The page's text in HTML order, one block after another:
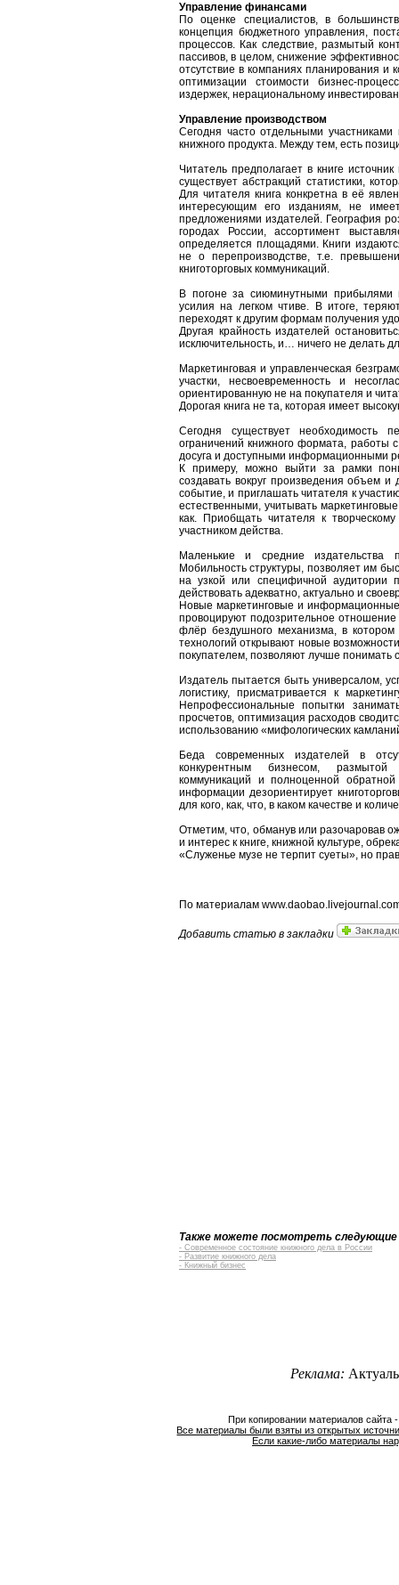
Управление финансами
По оценке специалистов, в
концепция бюджетного управления,
процессов. Как следствие, размытый
пассивов, в целом, снижение
отсутствие в компаниях планирования и
оптимизации стоимости бизнес-
издержек, нерациональному
Управление производством
Сегодня часто отдельными
книжного продукта. Между тем, есть
Читатель предполагает в книге
существует абстракций статистики,
Для читателя книга конкретна в её
интересующим его изданиям, не
предложениями издателей. География
городах России, ассортимент
определяется площадями. Книги
не о перепроизводстве, т.е.
книготорговых коммуникаций.
В погоне за сиюминутными прибылями
усилия на легком чтиве. В итоге,
переходят к другим формам получения
Другая крайность издателей
исключительность, и… ничего не делать
Маркетинговая и управленческая
участки, несвоевременность и
ориентированную не на покупателя и
Дорогая книга не та, которая имеет
Сегодня существует необходимость
ограничений книжного формата, работы
досуга и доступными информационными
К примеру, можно выйти за рамки
создавать вокруг произведения объем и
событие, и приглашать читателя к
естественными, учитывать
как. Приобщать читателя к
участником действа.
Маленькие и средние издательства
Мобильность структуры, позволяет им
на узкой или специфичной аудитории
действовать адекватно, актуально и
Новые маркетинговые и
провоцируют подозрительное
флёр бездушного механизма, в
технологий открывают новые
покупателем, позволяют лучше понимать
Издатель пытается быть универсалом,
логистику, присматривается к
Непрофессиональные попытки
просчетов, оптимизация расходов
использованию «мифологических
Беда современных издателей в
конкурентным бизнесом, размытой
коммуникаций и полноценной
информации дезориентирует
для кого, как, что, в каком качестве и
Отметим, что, обманув или разочаровав
и интерес к книге, книжной культуре,
«Служенье музе не терпит суеты», но
По материалам
Добавить статью в закладки
Также можете посмотреть
- Современное состояние книжного дела в России
- Развитие книжного дела
- Книжный бизнес
Реклама:
При копировании материалов сайта
Все материалы были взяты из открытых
Если какие-либо материалы